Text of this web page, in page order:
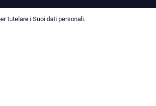
tutelare i Suoi dati personali.